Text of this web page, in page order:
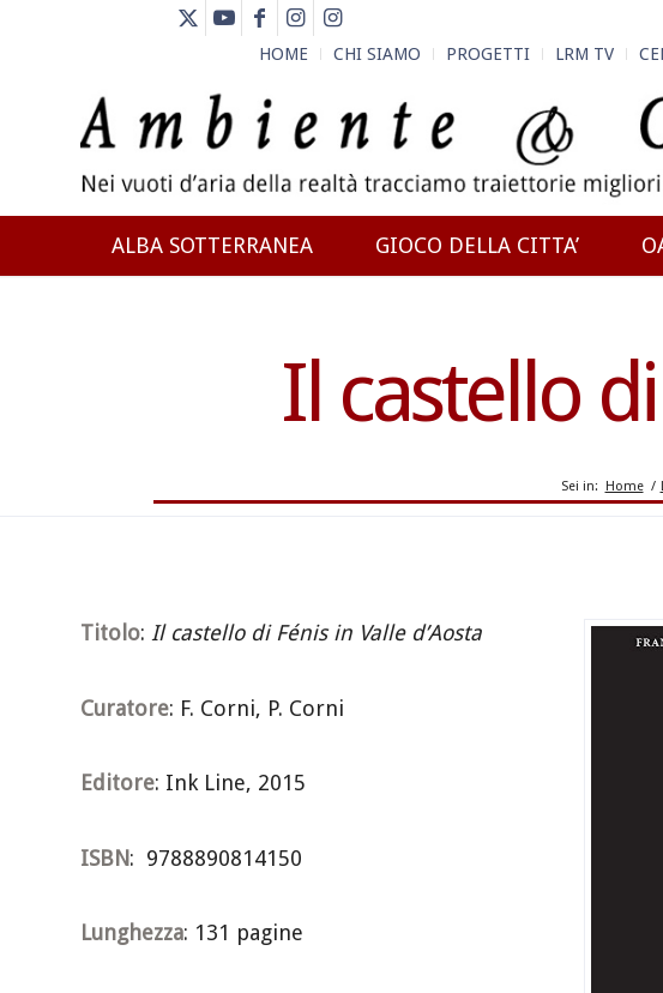
HOME CHI SIAMO PROGETTI LRM TV
ALBA SOTTERRANEA GIOCO DELLA CITTA’
Il castello
Sei in: Home /
Titolo: Il castello di Fénis in Valle d’Aosta
Curatore: F. Corni, P. Corni
Editore: Ink Line, 2015
ISBN: 9788890814150
Lunghezza: 131 pagine